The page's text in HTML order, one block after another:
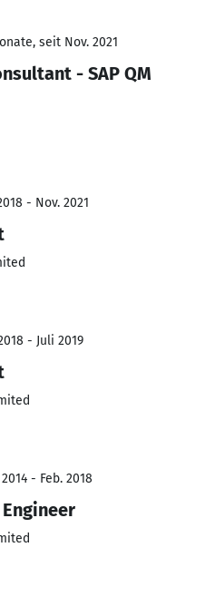
seit Nov. 2021
- SAP QM
- Nov. 2021
- Juli 2019
- Feb. 2018